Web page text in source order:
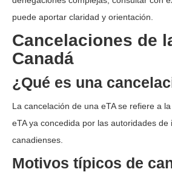
puede aportar claridad y orientación.
Cancelaciones de
Canadá
¿Qué es una
La cancelación de una eTA se refiere a
eTA ya concedida por las autoridades de
canadienses.
Motivos típicos de